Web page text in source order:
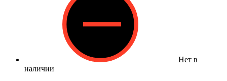
Нет в
наличии